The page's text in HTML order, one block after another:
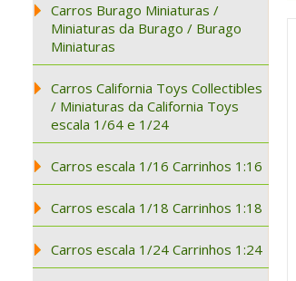
Carros Burago Miniaturas /
Miniaturas da Burago / Burago
Miniaturas
Carros California Toys Collectibles
/ Miniaturas da California Toys
escala 1/64 e 1/24
Carros escala 1/16 Carrinhos 1:16
Carros escala 1/18 Carrinhos 1:18
Carros escala 1/24 Carrinhos 1:24